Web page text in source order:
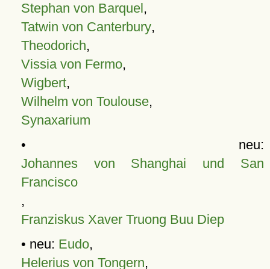
Stephan von Barquel,
Tatwin von Canterbury,
Theodorich,
Vissia von Fermo,
Wigbert,
Wilhelm von Toulouse,
Synaxarium
• neu:
Johannes von Shanghai und San
Francisco
,
Franziskus Xaver Truong Buu Diep
• neu: Eudo,
Helerius von Tongern,